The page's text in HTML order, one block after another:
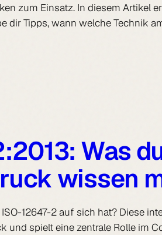
zum Einsatz. In diesem Artikel
dir Tipps, wann welche Technik
Was
wissen
12647-2 auf sich hat? Diese
und spielt eine zentrale Rolle im